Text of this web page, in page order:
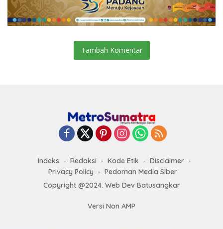
Tambah Komentar
Indeks Redaksi Kode Etik
Disclaimer
Privacy Policy
Pedoman Media Siber
Copyright @2024. Web Dev Batusangkar
Versi Non AMP